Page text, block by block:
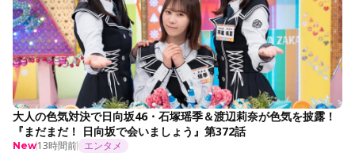
大人の色気対決で日向坂46・石塚瑶季＆渡辺莉奈が色気を披露！
『まだまだ！ 日向坂で会いましょう』第372話
New13時間前 エンタメ